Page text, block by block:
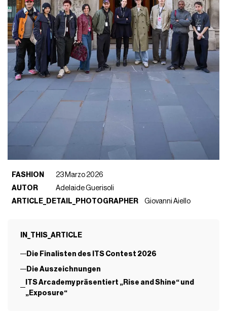
FASHION
23 Marzo 2026
AUTOR
Adelaide Guerisoli
ARTICLE_DETAIL_PHOTOGRAPHER
Giovanni Aiello
IN_THIS_ARTICLE
Die Finalisten des ITS Contest 2026
Die Auszeichnungen
ITS Arcademy präsentiert „Rise and Shine“ und
„Exposure“